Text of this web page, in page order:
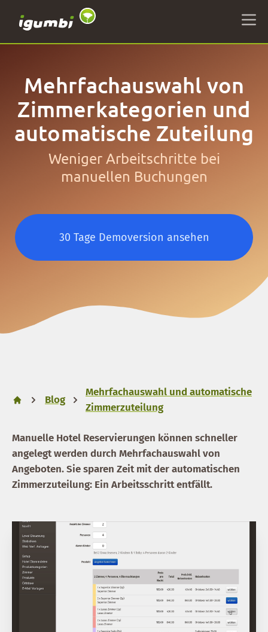
Mehrfachauswahl von
Zimmerkategorien und
automatische Zuteilung
Weniger Arbeitschritte bei
manuellen Buchungen
30 Tage Demoversion ansehen
Blog
Mehrfachauswahl und automatische
Zimmerzuteilung
Manuelle Hotel Reservierungen können schneller
angelegt werden durch Mehrfachauswahl von
Angeboten. Sie sparen Zeit mit derautomatischen
Zimmerzuteilung: Ein Arbeitsschritt entfällt.